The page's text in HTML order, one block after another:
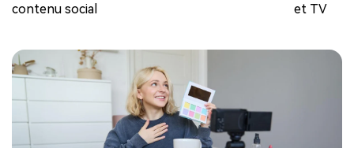
contenu social
et TV